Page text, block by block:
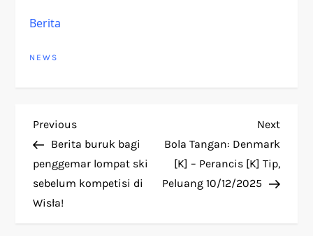
Berita
NEWS
P
o
s
Previous
Post
Previous
Berita buruk bagi
penggemar lompat ski
sebelum kompetisi di
Wisła!
Next
Post
Next
Bola Tangan: Denmark
[K] – Perancis [K] Tip,
Peluang 10/12/2025